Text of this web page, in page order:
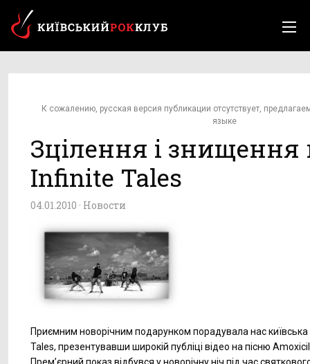
К сожалению, русская версия публикации отсутствует,
языке
Зцілення і знищення
Infinite Tales
04.01.2010 · Новости
Приємним новорічним подарунком порадувала нас
Tales, презентувавши широкій публіці відео на пісню